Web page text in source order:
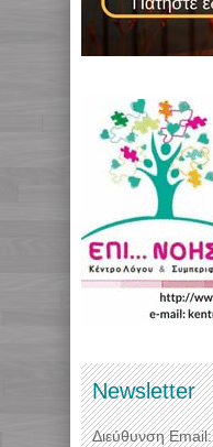
Newsletter
Διεύθυνση Email: